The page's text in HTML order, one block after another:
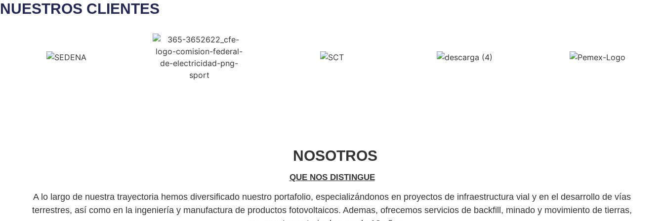
NUESTROS CLIENTES​
NOSOTROS
QUE NOS DISTINGUE
A lo largo de nuestra trayectoria hemos diversificado nuestro portafolio, especializándonos en proyectos de infraestructura vial y en el desarrollo de vías
terrestres, así como en la ingeniería y manufactura de productos fotovoltaicos. Ademas, ofrecemos servicios de backfill, minado y movimiento de tierras,